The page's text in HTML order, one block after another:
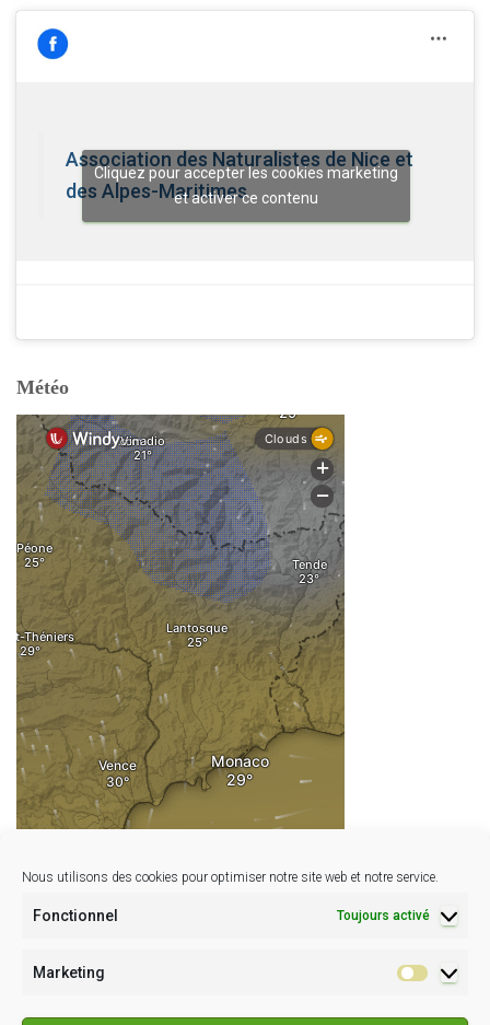
Nous utilisons des cookies pour optimiser notre site web et notre service.
Fonctionnel Toujours activé
Marketing
Association des Naturalistes de Nice et
des Alpes-Maritimes
Cliquez pour accepter les cookies marketing
et activer ce contenu
Météo